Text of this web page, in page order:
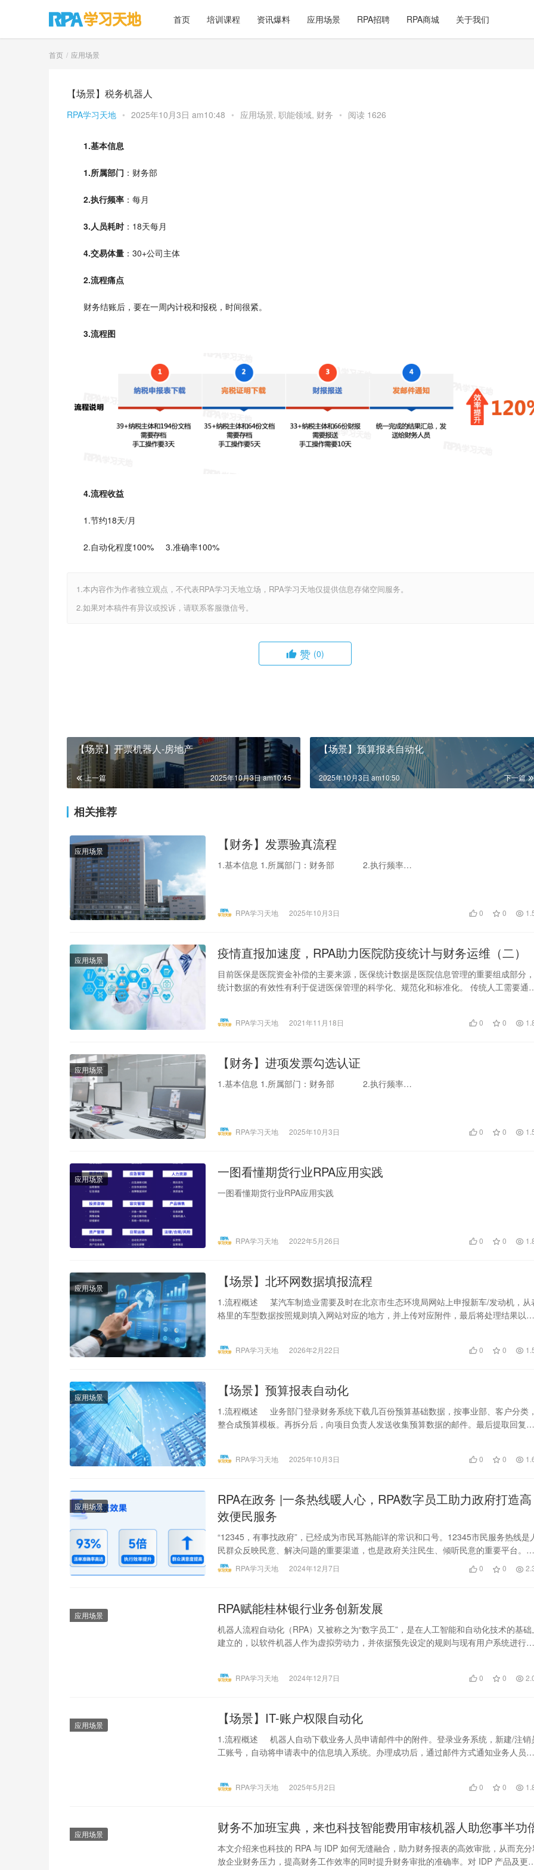
首页 培训课程 资讯爆料 应用场景 RPA招聘 RPA商城 关于我们
首页 应用场景
【场景】税务机器人
RPA学习天地 • 2025年10月3日 am10:48 • 应用场景, 职能领域, 财务 • 阅读 1626
1.基本信息
1.所属部门 ：财务部
2.执行频率 ：每月
3.人员耗时 ：18天每月
4.交易体量 ：30+公司主体
2.流程痛点
财务结账后，要在一周内计税和报税，时间很紧。
3.流程图
4.流程收益
1.节约18天/月
2.自动化程度100%     3.准确率100%
1.本内容作为作者独立观点，不代表RPA学习天地立场，RPA学习天地仅提供信息存储空间服务。
2.如果对本稿件有异议或投诉，请联系客服微信号。
赞 (0)
【场景】开票机器人-房地产
上一篇 2025年10月3日 am10:45
【场景】预算报表自动化
下一篇
2025年10月3日 am10:50
相关推荐
应用场景 【财务】发票验真流程
1.基本信息 1.所属部门：财务部 2.执行频率…
RPA学习天地 2025年10月3日 0 0
应用场景 疫情直报加速度，RPA助力医院防疫统计与财务运维（二）
目前医保是医院资金补偿的主要来源，医保统计数据是医院信息管理的重要组成部分，
统计数据的有效性有利于促进医保管理的科学化、规范化和标准化。 传统人工需要通
RPA学习天地 2021年11月18日 0 0
应用场景 【财务】进项发票勾选认证
1.基本信息 1.所属部门：财务部 2.执行频率…
RPA学习天地 2025年10月3日 0 0
应用场景 一图看懂期货行业RPA应用实践
一图看懂期货行业RPA应用实践
RPA学习天地 2022年5月26日 0 0
应用场景 【场景】北环网数据填报流程
1.流程概述 某汽车制造业需要及时在北京市生态环境局网站上申报新车/发动机，从
格里的车型数据按照规则填入网站对应的地方，并上传对应附件，最后将处理结果以邮
RPA学习天地 2026年2月22日 0 0
应用场景 【场景】预算报表自动化
1.流程概述 业务部门登录财务系统下载几百份预算基础数据，按事业部、客户分类，
整合成预算模板。再拆分后，向项目负责人发送收集预算数据的邮件。最后提取回复的
RPA学习天地 2025年10月3日 0 0
应用场景
RPA在政务 |一条热线暖人心，RPA数字员工助力政府打造高
效便民服务
“12345，有事找政府”，已经成为市民耳熟能详的常识和口号。12345市民服务热线是
民群众反映民意、解决问题的重要渠道，也是政府关注民生、倾听民意的重要平台。随
着城市规模日益扩…
RPA学习天地 2024年12月7日 0 0
应用场景 RPA赋能桂林银行业务创新发展
机器人流程自动化（RPA）又被称之为“数字员工”，是在人工智能和自动化技术的基础
建立的，以软件机器人作为虚拟劳动力，并依据预先设定的规则与现有用户系统进行交
RPA学习天地 2024年12月7日 0 0
应用场景 【场景】IT-账户权限自动化
1.流程概述 机器人自动下载业务人员申请邮件中的附件。登录业务系统，新建/注销
工账号，自动将申请表中的信息填入系统。办理成功后，通过邮件方式通知业务人员账
RPA学习天地 2025年5月2日 0 0
应用场景 财务不加班宝典，来也科技智能费用审核机器人助您事半功
本文介绍来也科技的 RPA 与 IDP 如何无缝融合，助力财务报表的高效审批，从而充分
放企业财务压力，提高财务工作效率的同时提升财务审批的准确率。对 IDP 产品及更